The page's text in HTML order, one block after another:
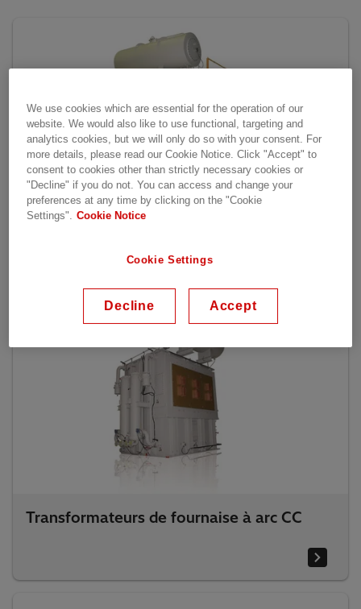
Transformateurs de fournaise à arc CC
We use cookies which are essential for the operation of our
website. We would also like to use functional, targeting and
analytics cookies, but we will only do so with your consent. For
more details, please read our Cookie Notice. Click "Accept" to
consent to cookies other than strictly necessary cookies or
"Decline" if you do not. You can access and change your
preferences at any time by clicking on the "Cookie
Settings". Cookie Notice
Cookie Settings
Decline Accept